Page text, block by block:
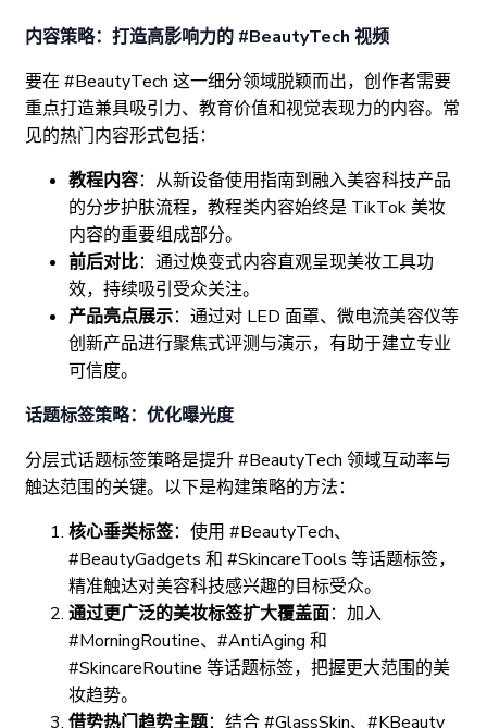
内容策略：打造高影响力的 #BeautyTech 视频
要在 #BeautyTech 这一细分领域脱颖而出，创作者需要
重点打造兼具吸引力、教育价值和视觉表现力的内容。常
见的热门内容形式包括：
教程内容：从新设备使用指南到融入美容科技产品
的分步护肤流程，教程类内容始终是 TikTok 美妆
内容的重要组成部分。
前后对比：通过焕变式内容直观呈现美妆工具功
效，持续吸引受众关注。
产品亮点展示：通过对 LED 面罩、微电流美容仪等
创新产品进行聚焦式评测与演示，有助于建立专业
可信度。
话题标签策略：优化曝光度
分层式话题标签策略是提升 #BeautyTech 领域互动率与
触达范围的关键。以下是构建策略的方法：
核心垂类标签：使用 #BeautyTech、
#BeautyGadgets 和 #SkincareTools 等话题标签，
精准触达对美容科技感兴趣的目标受众。
通过更广泛的美妆标签扩大覆盖面：加入
#MorningRoutine、#AntiAging 和
#SkincareRoutine 等话题标签，把握更大范围的美
妆趋势。
借势热门趋势主题：结合 #GlassSkin、#KBeauty